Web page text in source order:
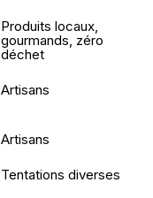
Produits locaux,
gourmands, zéro
déchet
Artisans
Artisans
Tentations diverses